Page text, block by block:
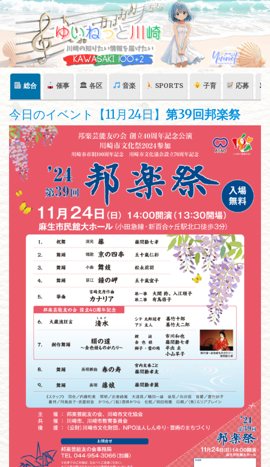
Skip
content
総合 催事 🏛 各区 音楽 SPORTS 子育 応募 🏛
今日のイベント【11月24日】 第39回邦楽祭